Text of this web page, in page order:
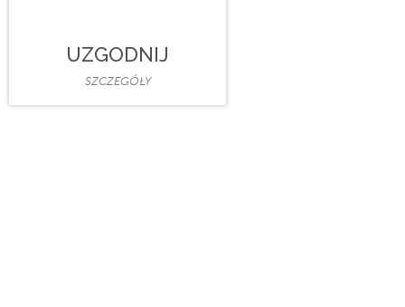
UZGODNIJ
SZCZEGÓŁY